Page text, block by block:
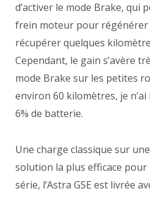
d’activer le mode Brake, qui
frein moteur pour régénérer
récupérer quelques
Cependant, le gain s’avère
mode Brake sur les petites
environ 60 kilomètres, je
6% de batterie.
Une charge classique sur
solution la plus efficace
série, l’Astra GSE est livrée